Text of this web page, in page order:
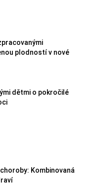
plodností v nové
dětmi o pokročilé
Kombinovaná